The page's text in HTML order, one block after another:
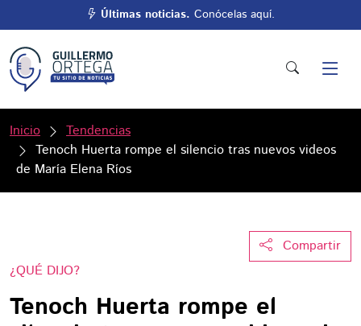
Últimas noticias. Conócelas aquí.
Inicio
Tendencias
Tenoch Huerta rompe el silencio tras nuevos videos
de María Elena Ríos
Compartir
¿QUÉ DIJO?
Tenoch Huerta rompe el